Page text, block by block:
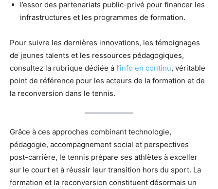
l’essor des partenariats public-privé pour financer les
infrastructures et les programmes de formation.
Pour suivre les dernières innovations, les témoignages
de jeunes talents et les ressources pédagogiques,
consultez la rubrique dédiée à l’info en continu, véritable
point de référence pour les acteurs de la formation et de
la reconversion dans le tennis.
Grâce à ces approches combinant technologie,
pédagogie, accompagnement social et perspectives
post-carrière, le tennis prépare ses athlètes à exceller
sur le court et à réussir leur transition hors du sport. La
formation et la reconversion constituent désormais un